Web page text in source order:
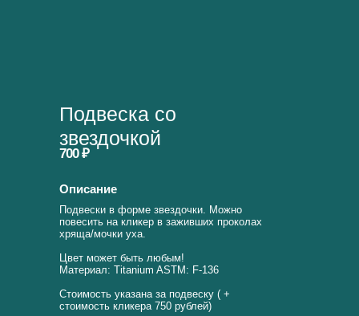
Подвеска со
звездочкой
Описание
Подвески в форме звездочки. Можно
повесить на кликер в заживших проколах
хряща/мочки уха.
Цвет может быть любым!
Материал: Titanium ASTM: F-136
Стоимость указана за подвеску ( +
стоимость кликера 750 рублей)
700 ₽